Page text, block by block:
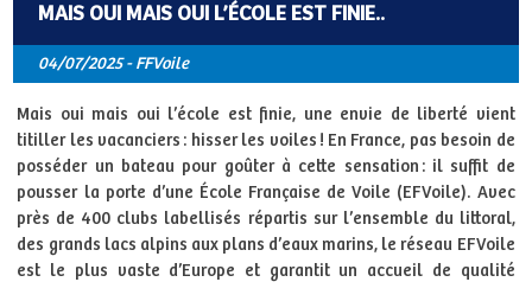
MAIS OUI MAIS OUI L’ÉCOLE EST FINIE..
04/07/2025 - FFVoile
Mais oui mais oui l’école est finie, une envie de liberté vient
titiller les vacanciers : hisser les voiles ! En France, pas besoin de
posséder un bateau pour goûter à cette sensation : il suffit de
pousser la porte d’une École Française de Voile (EFVoile). Avec
près de 400 clubs labellisés répartis sur l’ensemble du littoral,
des grands lacs alpins aux plans d’eaux marins, le réseau EFVoile
est le plus vaste d’Europe et garantit un accueil de qualité